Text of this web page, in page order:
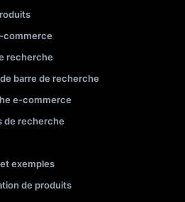
commerce
recherche
barre de recherche
e-commerce
de recherche
exemples
de produits